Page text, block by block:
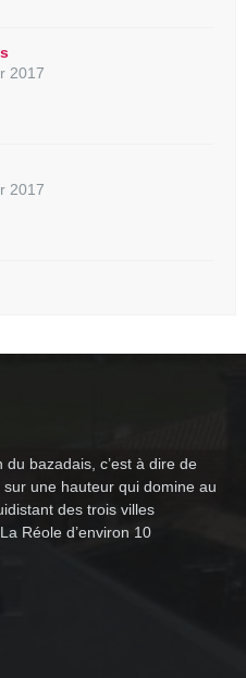
2017
2017
bazadais, c’est à dire de
sur une hauteur qui domine au
des trois villes
Réole d’environ 10